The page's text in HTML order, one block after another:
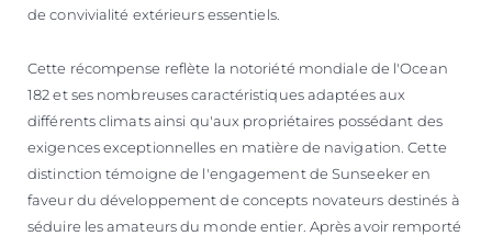
de convivialité extérieurs essentiels.
Cette récompense reflète la notoriété mondiale de l'Ocean
182 et ses nombreuses caractéristiques adaptées aux
différents climats ainsi qu'aux propriétaires possédant des
exigences exceptionnelles en matière de navigation. Cette
distinction témoigne de l'engagement de Sunseeker en
faveur du développement de concepts novateurs destinés à
séduire les amateurs du monde entier. Après avoir remporté